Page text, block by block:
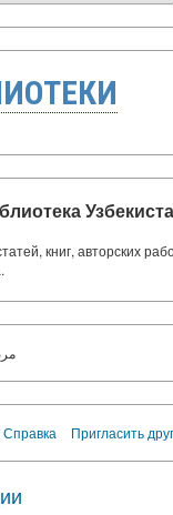
книг, авторских
Справка Пригласить